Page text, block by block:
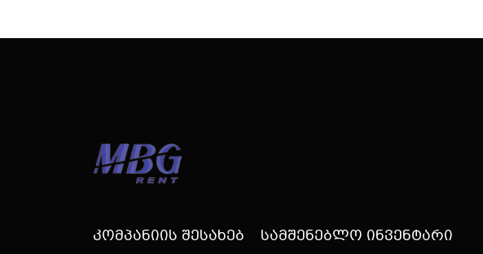
Კომპანიის Შესახებ
Სამშენებლო Ინვენტარი